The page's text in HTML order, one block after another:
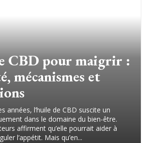
CBD pour maigrir :
mécanismes et
années, l’huile de CBD suscite un
dans le domaine du bien-être.
affirment qu’elle pourrait aider à
l’appétit. Mais qu’en...